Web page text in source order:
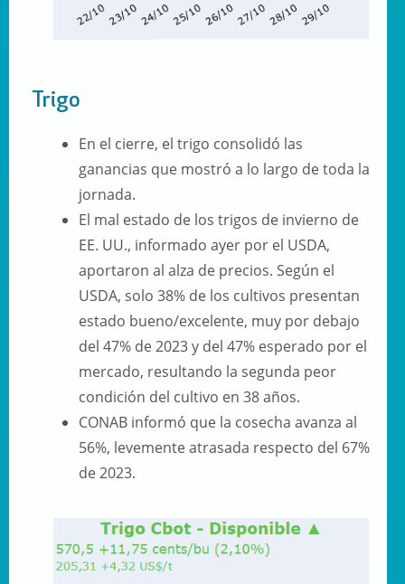
Trigo
En el cierre, el trigo consolidó las
ganancias que mostró a lo largo de toda la
jornada.
El mal estado de los trigos de invierno de
EE. UU., informado ayer por el USDA,
aportaron al alza de precios. Según el
USDA, solo 38% de los cultivos presentan
estado bueno/excelente, muy por debajo
del 47% de 2023 y del 47% esperado por el
mercado, resultando la segunda peor
condición del cultivo en 38 años.
CONAB informó que la cosecha avanza al
56%, levemente atrasada respecto del 67%
de 2023.